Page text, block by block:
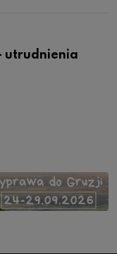
utrudnienia